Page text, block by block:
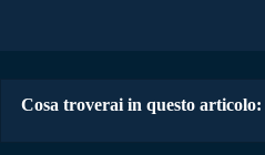
Cosa troverai in questo articolo: